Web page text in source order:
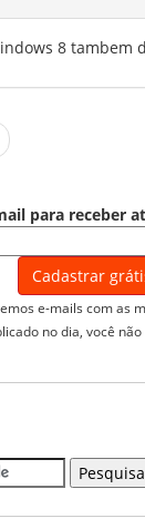
8 tambem
para receber
e-mails com as
no dia, você